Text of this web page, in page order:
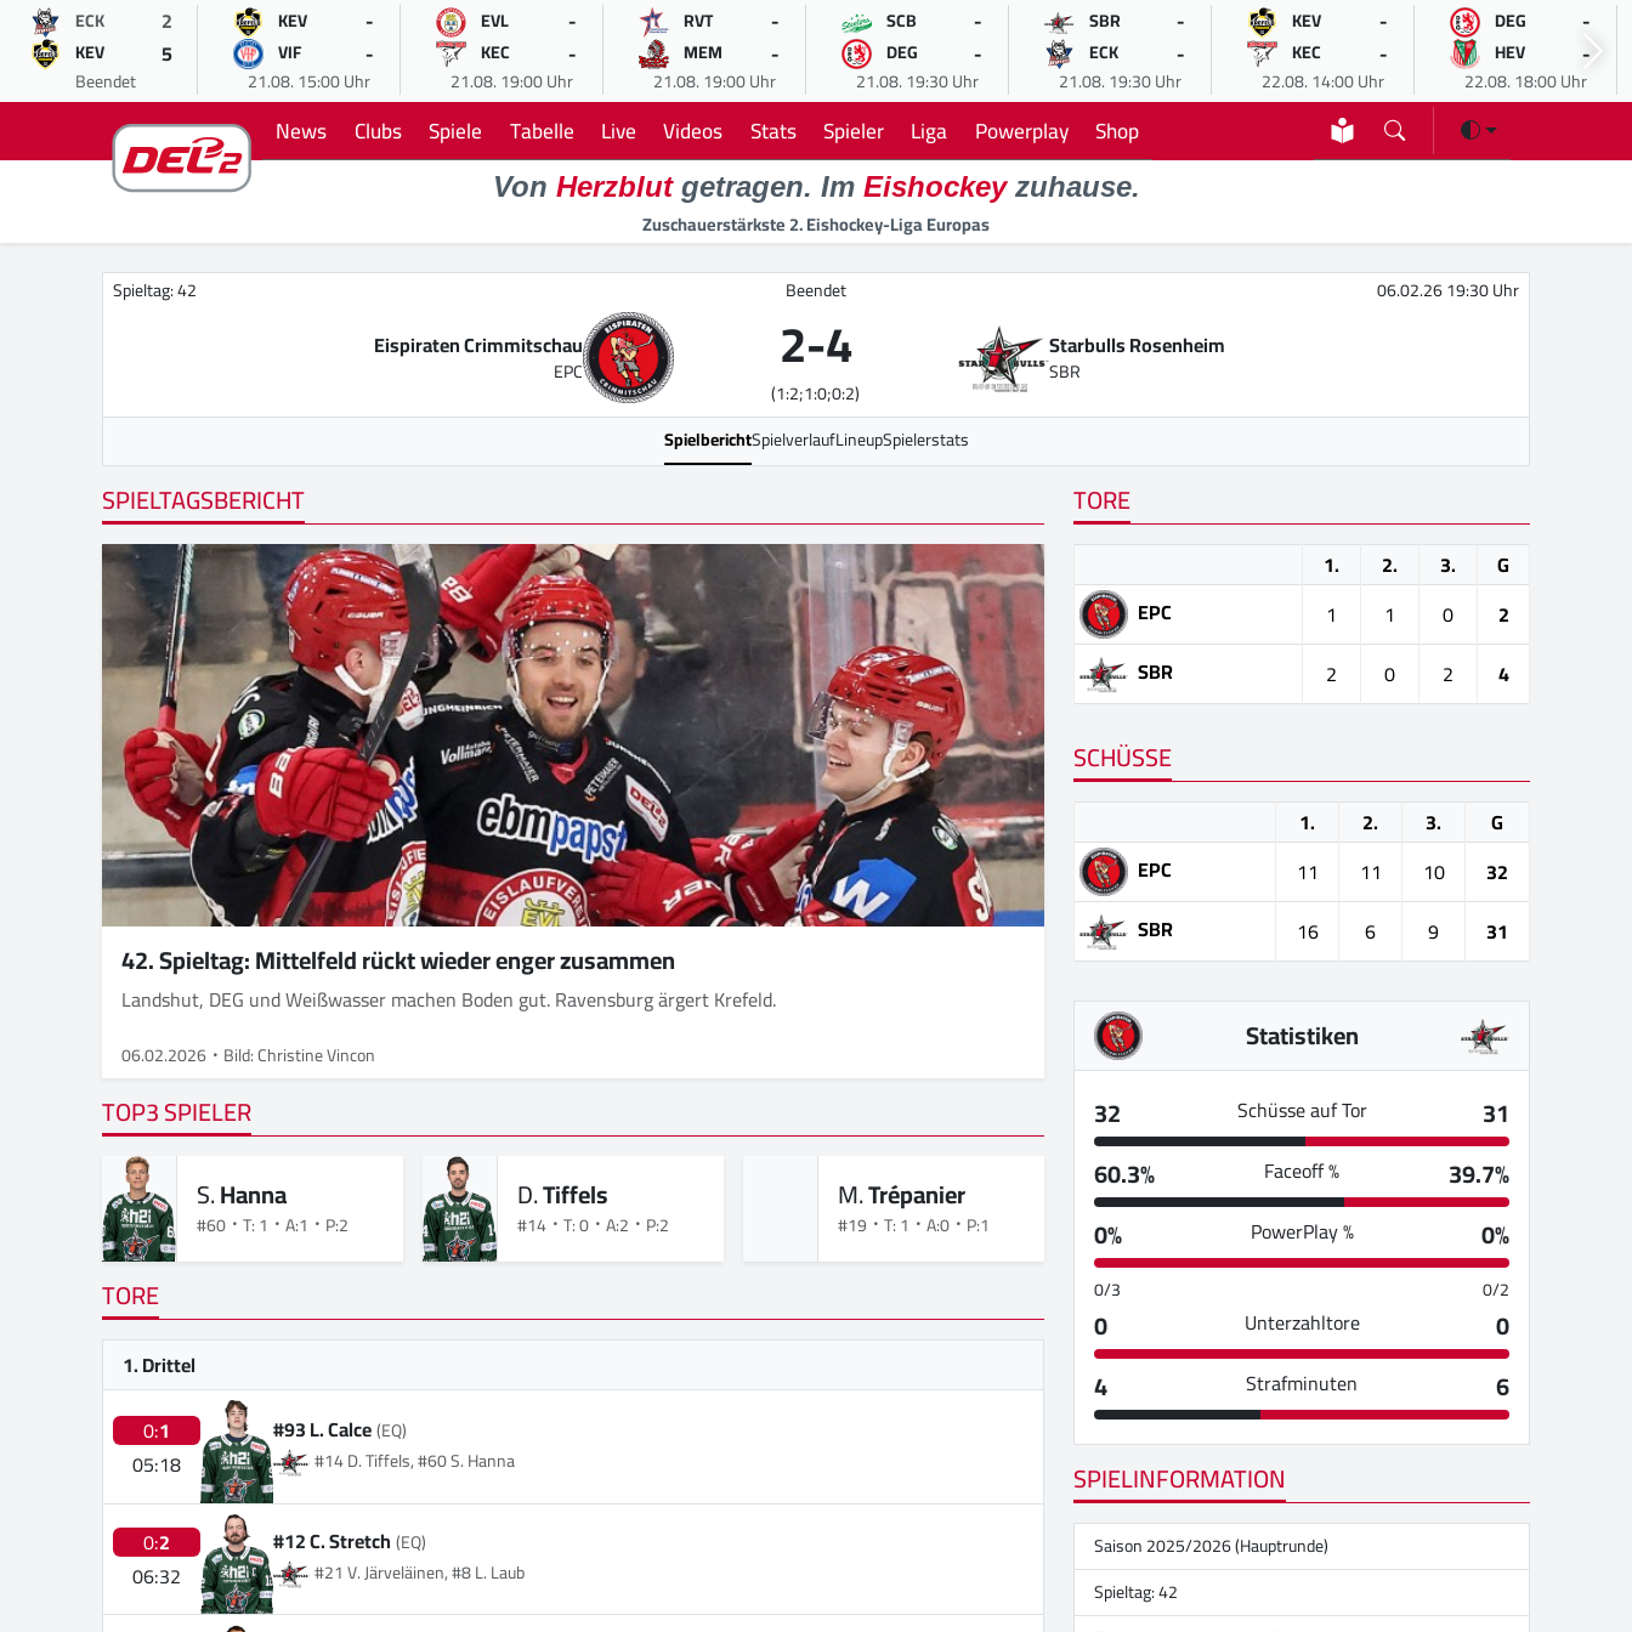
ECK 2
KEV 5
Beendet
KEV -
VIF -
21.08. 15:00 Uhr
EVL -
KEC -
21.08. 19:00 Uhr
RVT -
MEM -
21.08. 19:00 Uhr
SCB -
DEG -
21.08. 19:30 Uhr
SBR -
ECK -
21.08. 19:30 Uhr
KEV -
KEC -
22.08. 14:00 Uhr
DEG -
HEV -
22.08. 18:00 Uhr
News Clubs Spiele Tabelle Live Videos Stats Spieler Liga Powerplay Shop
Von Herzblutgetragen. Im Eishockeyzuhause.
Zuschauerstärkste 2. Eishockey-Liga Europas
Spieltag: 42 Beendet 06.02.26 19:30 Uhr
Eispiraten Crimmitschau
EPC 2-4
(1:2;1:0;0:2)
Starbulls Rosenheim
SBR
SpielberichtSpielverlaufLineupSpielerstats
SPIELTAGSBERICHT
42. Spieltag: Mittelfeld rückt wieder enger zusammen
Landshut, DEG und Weißwasser machen Boden gut. Ravensburg ärgert Krefeld.
06.02.2026 Bild: Christine Vincon
TOP3 SPIELER
S.Hanna
#60 T: 1 A:1 P:2
D.Tiffels
#14 T: 0 A:2 P:2
M.Trépanier
#19 T: 1 A:0 P:1
TORE
1. Drittel
0:1
05:18
#93 L. Calce(EQ)
#14 D. Tiffels, #60 S. Hanna
0:2
06:32
#12 C. Stretch(EQ)
#21 V. Järveläinen, #8 L. Laub
TORE
1. 2. 3.
G
EPC
1 1 0
2
SBR
2 0 2 4
SCHÜSSE
1. 2. 3.
G
EPC
11 11 10
32
SBR
16 6 9 31
Statistiken
32
Schüsse auf Tor
31
60.3%
Faceoff %
39.7%
0%
PowerPlay % 0%
0/3 0/2
0 Unterzahltore
0
4
Strafminuten 6
SPIELINFORMATION
Saison 2025/2026 (Hauptrunde)
Spieltag: 42